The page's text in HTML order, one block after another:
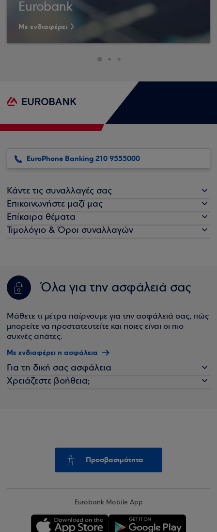
Eurobank
Με ενδιαφέρει
EuroPhone Banking 210 9555000
Κάντε τις συναλλαγές σας
Επικοινωνήστε μαζί μας
Επίκαιρα θέματα
Τιμολόγιο & Όροι συναλλαγών
Όλα για την ασφάλειά σας
Μάθετε τι μέτρα παίρνουμε για την ασφάλειά σας, πώς
μπορείτε να προστατευτείτε και ποιες είναι οι πιο
συχνές απάτες.
Με ενδιαφέρει η ασφάλεια
Για τη δική σας ασφάλεια
Χρειάζεστε βοήθεια;
Προσβασιμότητα
Eurobank Mobile App